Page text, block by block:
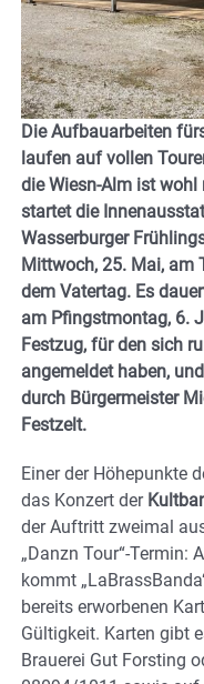
Die Aufbauarbeiten
laufen auf vollen
die Wiesn-Alm ist
startet die
Wasserburger
Mittwoch, 25. Mai, am
dem Vatertag. Es
am Pfingstmontag, 6.
Festzug, für den sich
angemeldet haben,
durch Bürgermeister
Festzelt.
Einer der Höhepunkte
das Konzert der
der Auftritt zweimal
„Danzn Tour“-Termin:
kommt
bereits erworbenen
Gültigkeit. Karten gibt
Brauerei Gut Forsting